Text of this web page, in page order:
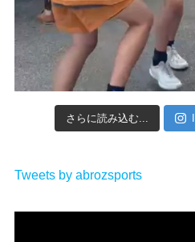
さらに読み込む...
Tweets by abrozsports